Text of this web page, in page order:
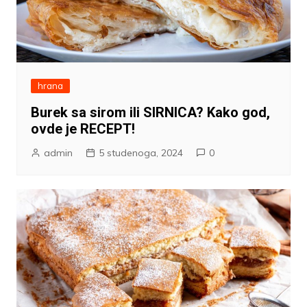
hrana
Burek sa sirom ili SIRNICA? Kako god,
ovde je RECEPT!
admin 5 studenoga, 2024 0